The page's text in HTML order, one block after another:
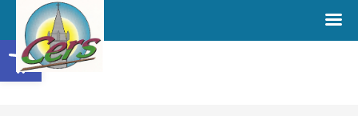
Ouvrir la barre d’outils